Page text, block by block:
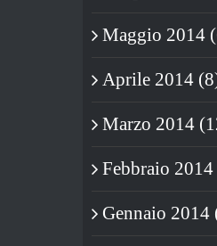
Maggio 2014
Aprile 2014
Marzo 2014
Febbraio
Gennaio 2014